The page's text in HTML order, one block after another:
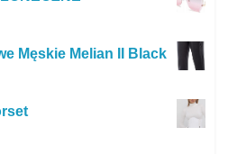
Męskie Melian II Black